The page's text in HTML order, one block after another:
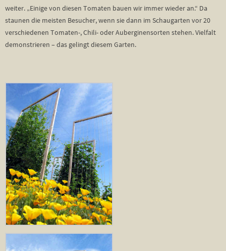
weiter. „Einige von diesen Tomaten bauen wir immer wieder an.“ Da
staunen die meisten Besucher, wenn sie dann im Schaugarten vor 20
verschiedenen Tomaten-, Chili- oder Auberginensorten stehen. Vielfalt
demonstrieren – das gelingt diesem Garten.